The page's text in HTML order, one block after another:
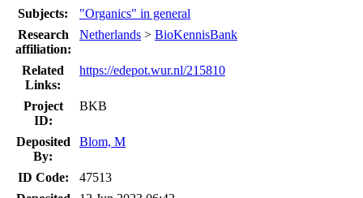
Subjects:
"Organics" in general
Research
affiliation:
Netherlands > BioKennisBank
Related
Links:
https://edepot.wur.nl/215810
Project
ID:
BKB
Deposited
By:
Blom, M
ID Code:
47513